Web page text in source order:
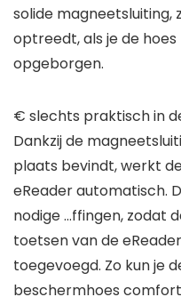
solide magneetsluiting,
optreedt, als je de
opgeborgen.
€ slechts praktisch in
Dankzij de
plaats bevindt, werkt
eReader automatisch.
nodige …ffingen, zodat
toetsen van de
toegevoegd. Zo kun je
beschermhoes